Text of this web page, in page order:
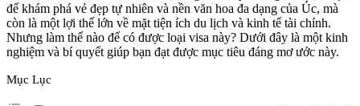
để khám phá vẻ đẹp tự nhiên và nền văn hoa đa dạng của Úc, mà
còn là một lợi thế lớn về mặt tiện ích du lịch và kinh tế tài chính.
Nhưng làm thế nào để có được loại visa này? Dưới đây là một kinh
nghiệm và bí quyết giúp bạn đạt được mục tiêu đáng mơ ước này.
Mục Lục